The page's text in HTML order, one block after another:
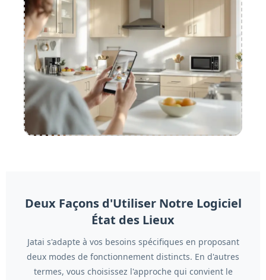
Deux Façons d'Utiliser Notre Logiciel
État des Lieux
Jatai s'adapte à vos besoins spécifiques en proposant
deux modes de fonctionnement distincts. En d'autres
termes, vous choisissez l'approche qui convient le